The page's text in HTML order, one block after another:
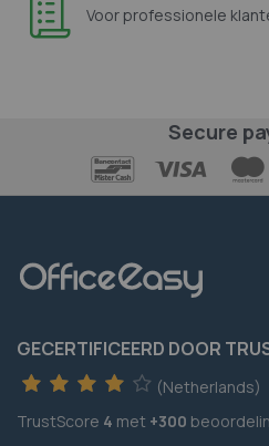
Voor professionele
Secure
GECERTIFICEERD DOOR
(Netherlands)
TrustScore 4 met +300